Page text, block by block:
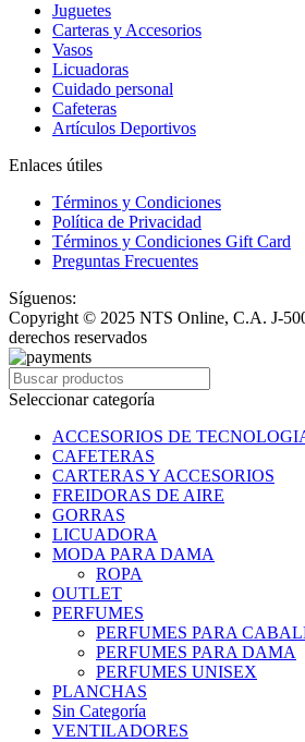
Juguetes
Carteras y Accesorios
Vasos
Licuadoras
Cuidado personal
Cafeteras
Artículos Deportivos
Enlaces útiles
Términos y Condiciones
Política de Privacidad
Términos y Condiciones Gift Card
Preguntas Frecuentes
Síguenos:
Copyright © 2025 NTS Online, C.A. J-
derechos reservados
Seleccionar categoría
ACCESORIOS DE
CAFETERAS
CARTERAS Y ACCESORIOS
FREIDORAS DE AIRE
GORRAS
LICUADORA
MODA PARA DAMA
ROPA
OUTLET
PERFUMES
PERFUMES PARA
PERFUMES PARA DAMA
PERFUMES UNISEX
PLANCHAS
Sin Categoría
VENTILADORES